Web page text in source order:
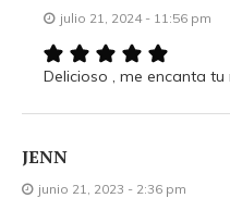
julio 21, 2024 - 11:56 pm
Delicioso , me encanta
JENN
junio 21, 2023 - 2:36 pm